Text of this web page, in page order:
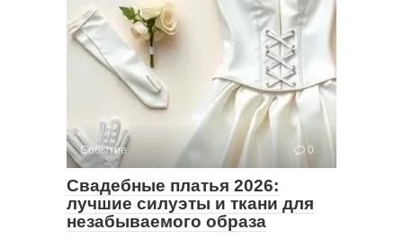
Событие 0
Свадебные платья 2026:
лучшие силуэты и ткани для
незабываемого образа